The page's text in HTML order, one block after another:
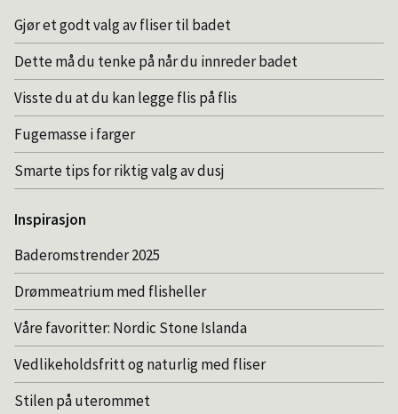
Gjør et godt valg av fliser til badet
Dette må du tenke på når du innreder badet
Visste du at du kan legge flis på flis
Fugemasse i farger
Smarte tips for riktig valg av dusj
Inspirasjon
Baderomstrender 2025
Drømmeatrium med flisheller
Våre favoritter: Nordic Stone Islanda
Vedlikeholdsfritt og naturlig med fliser
Stilen på uterommet